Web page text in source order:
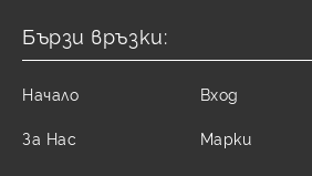
Бързи връзки:
Начало
За Нас
Вход
Марки